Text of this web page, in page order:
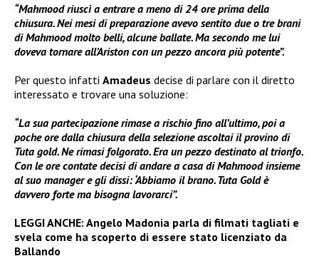
“Mahmood riuscì a entrare a meno di 24 ore prima della
chiusura. Nei mesi di preparazione avevo sentito due o tre brani
di Mahmood molto belli, alcune ballate. Ma secondo me lui
doveva tornare all’Ariston con un pezzo ancora più potente”.
Per questo infatti Amadeus decise di parlare con il diretto
interessato e trovare una soluzione:
“La sua partecipazione rimase a rischio fino all’ultimo, poi a
poche ore dalla chiusura della selezione ascoltai il provino di
Tuta gold. Ne rimasi folgorato. Era un pezzo destinato al trionfo.
Con le ore contate decisi di andare a casa di Mahmood insieme
al suo manager e gli dissi: ‘Abbiamo il brano. Tuta Gold è
davvero forte ma bisogna lavorarci”.
LEGGI ANCHE: Angelo Madonia parla di filmati tagliati e
svela come ha scoperto di essere stato licenziato da
Ballando